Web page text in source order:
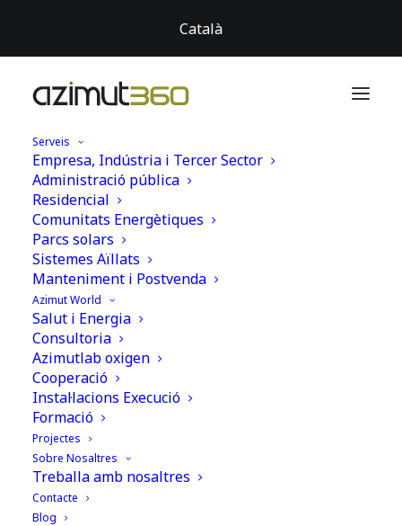
Català
Serveis
Empresa, Indústria i Tercer Sector
Administració pública
Residencial
Comunitats Energètiques
Parcs solars
Sistemes Aïllats
Manteniment i Postvenda
Azimut World
Salut i Energia
Consultoria
Azimutlab oxigen
Cooperació
Instal·lacions Execució
Formació
Projectes
Sobre Nosaltres
Treballa amb nosaltres
Contacte
Blog
Instal·lació per a
l’Autoconsum en el
dipòsit municipal
d’aigua de Olesa de
Montserrat